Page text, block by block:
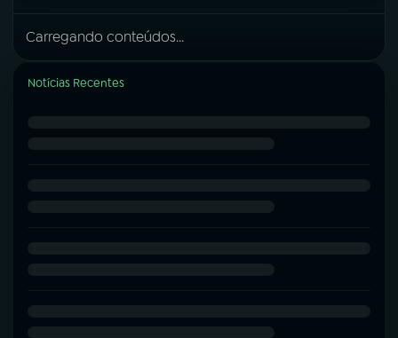
Carregando conteúdos...
Notícias Recentes